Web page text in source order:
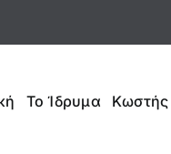
Το Ίδρυμα